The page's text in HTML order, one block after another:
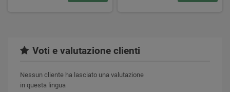
Voti e valutazione clienti
Nessun cliente ha lasciato una valutazione
in questa lingua